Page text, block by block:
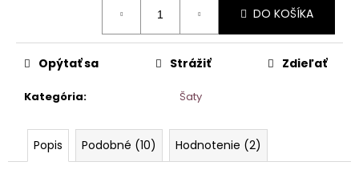
DO KOŠÍKA
Kategória: Šaty
Opýtať sa Strážiť Zdieľať
Popis Podobné (10) Hodnotenie (2)